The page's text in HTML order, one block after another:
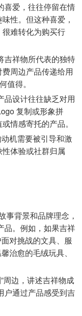
喜爱，往往停留在情
性。但这种喜爱，
难转化为购买行
吉祥物所代表的独特
周边产品传递给用
值得。
品设计往往缺乏对用
复制或形象拼
情感寄托的产品。
动机需要被引导和激
体验或社群归属
事背景和品牌理念，
品。例如，如果吉祥
对挑战的文具、服
治愈的毛绒玩具、
周边，讲述吉祥物成
户通过产品感受到吉